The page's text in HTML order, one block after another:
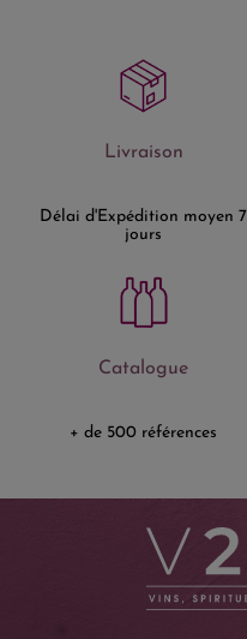
Livraison
Délai d'Expédition moyen 7
jours
Catalogue
+ de 500 références